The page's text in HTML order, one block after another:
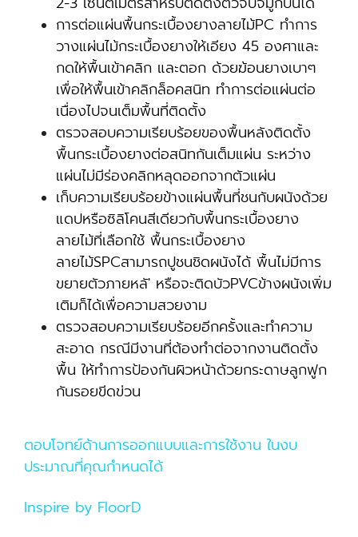
การต่อแผ่นพื้นกระเบื้องยางลายไม้PC ทำการ
วางแผ่นไม้กระเบื้องยางให้เอียง 45 องศาและ
กดให้พื้นเข้าคลิก และตอก ด้วยฆ้อนยางเบาๆ
เพื่อให้พื้นเข้าคลิกล็อคสนิท ทำการต่อแผ่นต่อ
เนื่องไปจนเต็มพื้นที่ติดตั้ง
ตรวจสอบความเรียบร้อยของพื้นหลังติดตั้ง
พื้นกระเบื้องยางต่อสนิทกันเต็มแผ่น ระหว่าง
แผ่นไม่มีร่องคลิกหลุดออกจากตัวแผ่น
เก็บความเรียบร้อยข้างแผ่นพื้นที่ชนกับผนังด้วย
แดปหรือซิลิโคนสีเดียวกับพื้นกระเบื้องยาง
ลายไม้ที่เลือกใช้ พื้นกระเบื้องยาง
ลายไม้SPCสามารถปูชนชิดผนังได้ พื้นไม่มีการ
ขยายตัวภายหลั' หรือจะติดบัวPVCข้างผนังเพิ่ม
เติมก็ได้เพื่อความสวยงาม
ตรวจสอบความเรียบร้อยอีกครั้งและทำความ
สะอาด กรณีมีงานที่ต้องทำต่อจากงานติดตั้ง
พื้น ให้ทำการป้องกันผิวหน้าด้วยกระดาษลูกฟูก
กันรอยขีดข่วน
ตอบโจทย์ด้านการออกแบบและการใช้งาน ในงบ
ประมาณที่คุณกำหนดได้
Inspire by FloorD